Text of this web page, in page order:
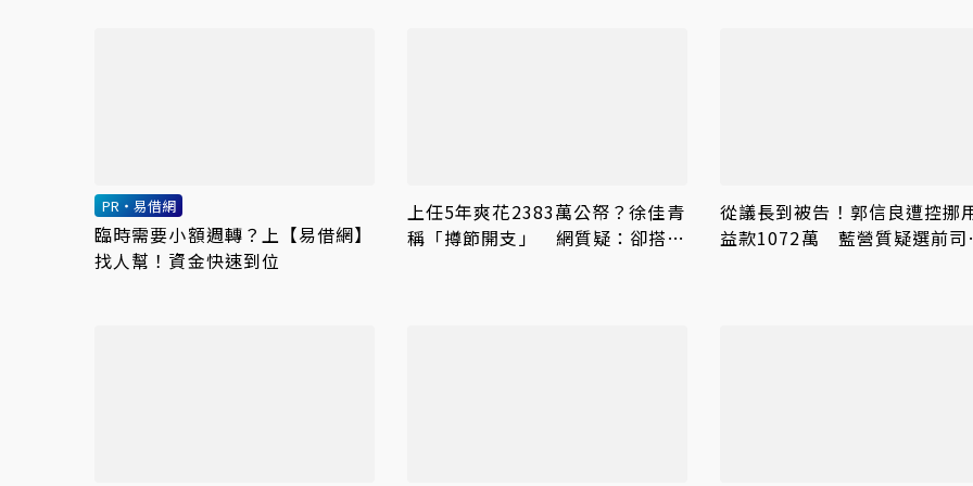
PR・易借網
臨時需要小額週轉？上【易借網】
找人幫！資金快速到位
上任5年爽花2383萬公帑？徐佳青
稱「撙節開支」 網質疑：卻搭商
從議長到被告！郭信良遭控挪
益款1072萬 藍營質疑選前司